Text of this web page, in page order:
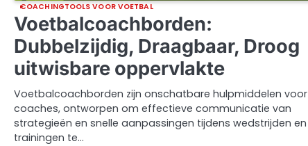
COACHINGTOOLS VOOR VOETBAL
Voetbalcoachborden:
Dubbelzijdig, Draagbaar, Droog
uitwisbare oppervlakte
Voetbalcoachborden zijn onschatbare hulpmiddelen voor
coaches, ontworpen om effectieve communicatie van
strategieën en snelle aanpassingen tijdens wedstrijden en
trainingen te…